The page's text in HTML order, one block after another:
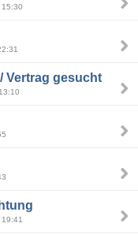
Vertrag gesucht